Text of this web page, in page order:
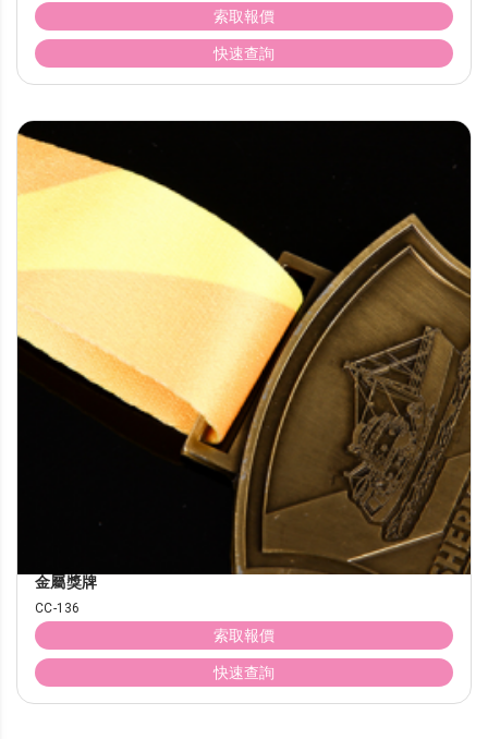
索取報價
快速查詢
金屬獎牌
CC-136
索取報價
快速查詢